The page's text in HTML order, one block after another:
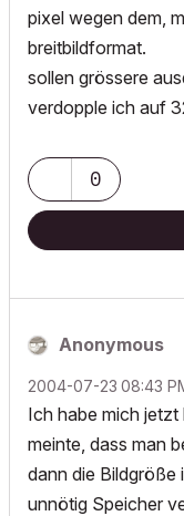
pixel wegen dem,
breitbildformat.
sollen grössere
verdopple ich auf
0
Anonymous
‎2004-07-23 08:43
Ich habe mich jetzt
meinte, dass man
dann die Bildgröße
unnötig Speicher